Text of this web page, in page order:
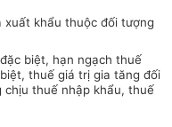
xuất khẩu thuộc đối tượng
biệt, hạn ngạch thuế
thuế giá trị gia tăng đối
chịu thuế nhập khẩu, thuế